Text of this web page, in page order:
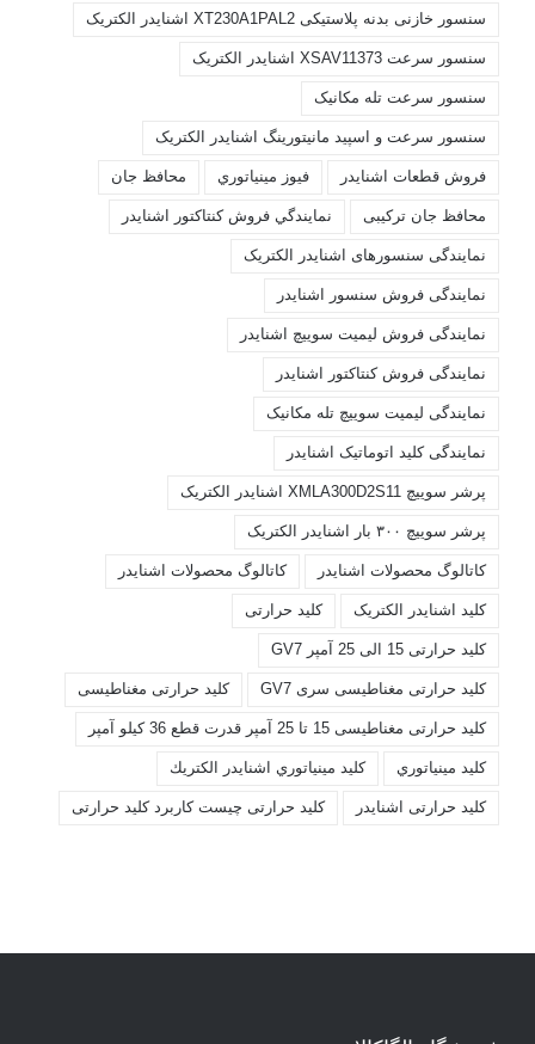
سنسور خازنی بدنه پلاستیکی XT230A1PAL2 اشنایدر الکتریک
سنسور سرعت XSAV11373 اشنایدر الکتریک
سنسور سرعت تله مکانیک
سنسور سرعت و اسپید مانیتورینگ اشنایدر الکتریک
فروش قطعات اشنايدر فيوز مينياتوري محافظ جان
محافظ جان ترکیبی نمايندگي فروش کنتاکتور اشنايدر
نمایندگی سنسورهای اشنایدر الکتریک
نمایندگی فروش سنسور اشنایدر
نمایندگی فروش لیمیت سوییچ اشنایدر
نمایندگی فروش کنتاکتور اشنایدر
نمایندگی لیمیت سوییچ تله مکانیک
نمایندگی کلید اتوماتیک اشنایدر
پرشر سوییچ XMLA300D2S11 اشنایدر الکتریک
پرشر سوییچ ۳۰۰ بار اشنایدر الکتریک
کاتالوگ محصولات اشنايدر کاتالوگ محصولات اشنایدر
کليد اشنايدر الکتريک کليد حرارتی
کليد حرارتی 15 الی 25 آمپر GV7
کليد حرارتی مغناطيسی سری GV7 کليد حرارتی مغناطیسی
کليد حرارتی مغناطیسی 15 تا 25 آمپر قدرت قطع 36 کیلو آمپر
کليد مينياتوري کليد مينياتوري اشنايدر الكتريك
کلید حرارتی اشنایدر کلید حرارتی چیست کاربرد کلید حرارتی